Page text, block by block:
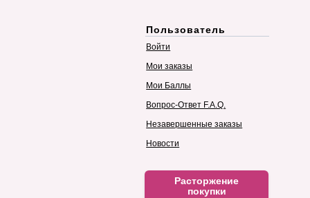
Пользователь
Войти
Мои заказы
Мои Баллы
Вопрос-Ответ F.A.Q.
Незавершенные заказы
Новости
Расторжение
покупки